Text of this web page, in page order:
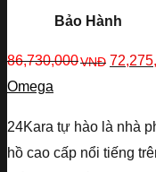
Bảo Hành
86,730,000VNĐ
Omega
24Kara tự hào là nhà
hồ cao cấp nổi tiếng